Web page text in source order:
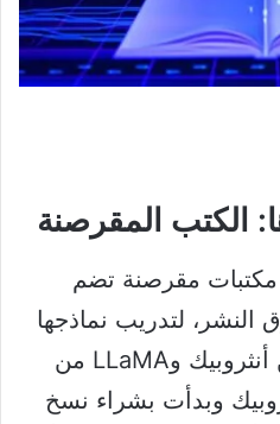
الكتب المقرصنة
مقرصنة تضم
النشر، لتدريب نماذجها
الكبرى مثل Claude من أنثروبيك وLLaMA من
وبدأت بشراء نسخ